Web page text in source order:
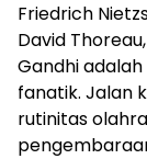
Friedrich
David
Gandhi
fanatik. Jalan
rutinitas